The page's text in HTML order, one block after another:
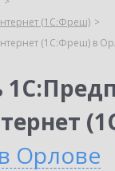
(1С:Фреш)
(1С:Фреш) в
в Орлове